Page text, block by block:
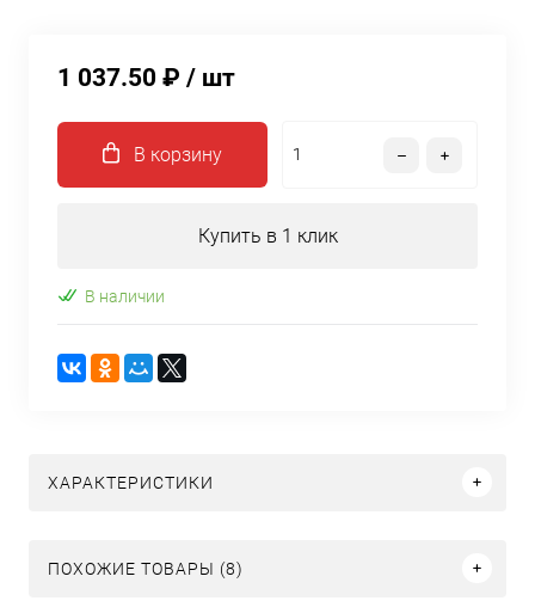
1 037.50 ₽ / шт
В корзину
Купить в 1 клик
В наличии
ХАРАКТЕРИСТИКИ
ПОХОЖИЕ ТОВАРЫ (8)